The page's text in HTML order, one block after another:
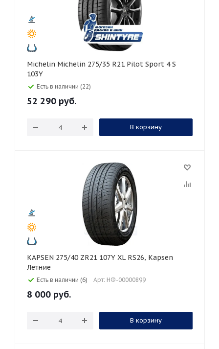
Michelin Michelin 275/35 R21 Pilot Sport 4 S
103Y
Есть в наличии (22)
52 290 руб.
В корзину
KAPSEN 275/40 ZR21 107Y XL RS26, Kapsen
Летние
Есть в наличии (6) Арт: НФ-00000899
8 000 руб.
В корзину